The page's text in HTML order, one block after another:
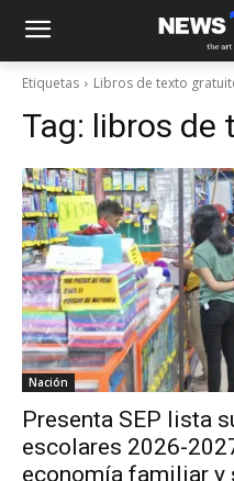
Etiquetas Libros de texto
Tag: libros de
Nación
Presenta SEP lista
escolares 2026-
economía familiar y